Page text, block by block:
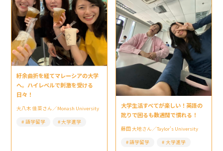
紆余曲折を経てマレーシアの大学
へ。ハイレベルで刺激を受ける
日々！
大八木 佳菜さん／Monash University
語学留学
大学進学
大学生活すべてが楽しい！英語の
訛りで困るも数週間で慣れる！
藤田 大地さん／Taylor’s University
語学留学
大学進学